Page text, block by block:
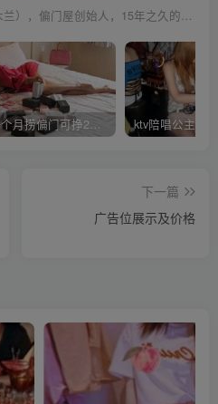
花花（前世花木兰），偏门屋创始人，15年之久的网上赚钱经验。
一个月捞偏门可挣20万是真的吗？
下一篇
广告位展示及价格